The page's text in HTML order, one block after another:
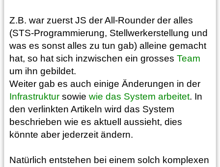
Z.B. war zuerst JS der All-Rounder der alles
(STS-Programmierung, Stellwerkerstellung und
was es sonst alles zu tun gab) alleine gemacht
hat, so hat sich inzwischen ein grosses Team
um ihn gebildet.
Weiter gab es auch einige Änderungen in der
Infrastruktursowie wie das System arbeitet. In
den verlinkten Artikeln wird das System
beschrieben wie es aktuell aussieht, dies
könnte aber jederzeit ändern.
Natürlich entstehen bei einem solch komplexen